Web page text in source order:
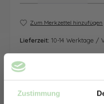
Zustimmung
Zum Merkzettel hinzufügen
Lieferzeit: 10-14 Werktage /